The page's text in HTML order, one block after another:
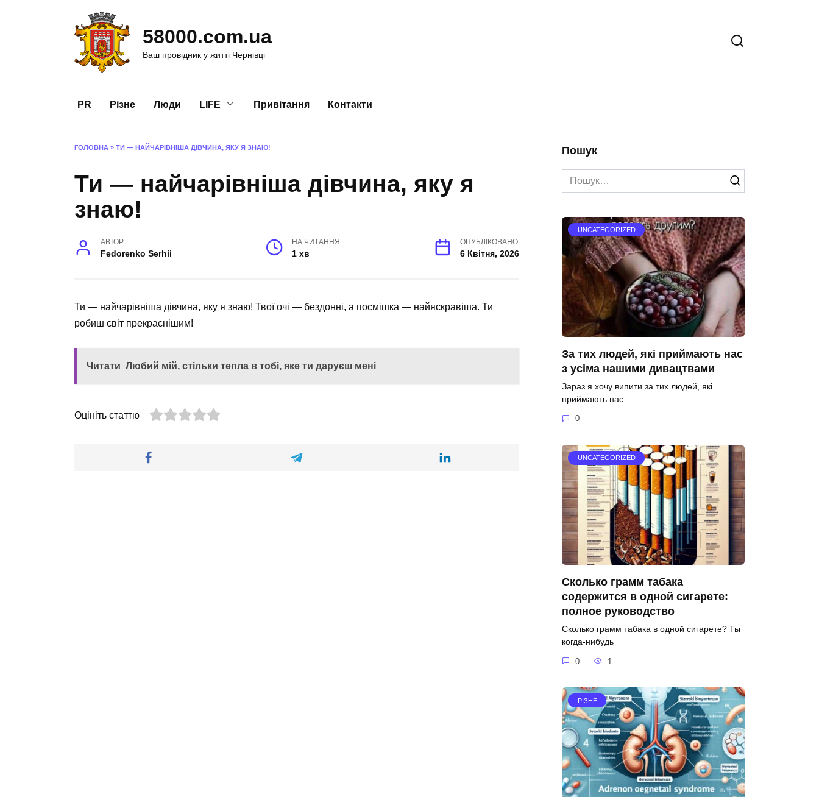
58000.com.ua
Ваш провідник у житті Чернівці
PR Різне Люди LIFE Привітання Контакти
ГОЛОВНА » ТИ — НАЙЧАРІВНІША ДІВЧИНА, ЯКУ Я ЗНАЮ!
Ти — найчарівніша дівчина, яку я
знаю!
АВТОР
Fedorenko Serhii
НА ЧИТАННЯ
1 хв
ОПУБЛІКОВАНО
6 Квітня, 2026
Ти — найчарівніша дівчина, яку я знаю! Твої очі — бездонні, а посмішка — найяскравіша. Ти
робиш світ прекраснішим!
Читати Любий мій, стільки тепла в тобі, яке ти даруєш мені
Оцініть статтю
Пошук
Search
for:
UNCATEGORIZED
За тих людей, які приймають нас
з усіма нашими дивацтвами
Зараз я хочу випити за тих людей, які
приймають нас
0
UNCATEGORIZED
Сколько грамм табака
содержится в одной сигарете:
полное руководство
Сколько грамм табака в одной сигарете? Ты
когда-нибудь
0 1
РІЗНЕ